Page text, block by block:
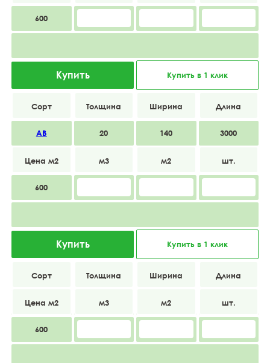
600
Купить Купить в 1 клик
АВ 20 140 3000
600
Купить Купить в 1 клик
АВ 20 140 4000
600